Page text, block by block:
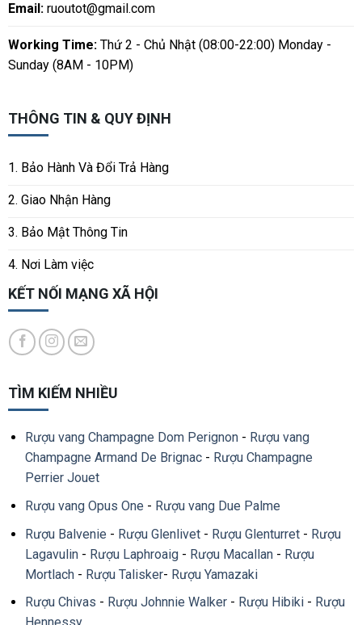
Email: ruoutot@gmail.com
Working Time:Thứ 2 - Chủ Nhật (08:00-22:00) Monday -
Sunday (8AM - 10PM)
THÔNG TIN & QUY ĐỊNH
1. Bảo Hành Và Đổi Trả Hàng
2. Giao Nhận Hàng
3. Bảo Mật Thông Tin
4. Nơi Làm việc
KẾT NỐI MẠNG XÃ HỘI
TÌM KIẾM NHIỀU
Rượu vang Champagne Dom Perignon- Rượu vang
Champagne Armand De Brignac- Rượu Champagne
Perrier Jouet
Rượu vang Opus One - Rượu vang Due Palme
Rượu Balvenie - Rượu Glenlivet- Rượu Glenturret- Rượu
Lagavulin- Rượu Laphroaig- Rượu Macallan- Rượu
Mortlach- Rượu Talisker- Rượu Yamazaki
Rượu Chivas - Rượu Johnnie Walker- Rượu Hibiki- Rượu